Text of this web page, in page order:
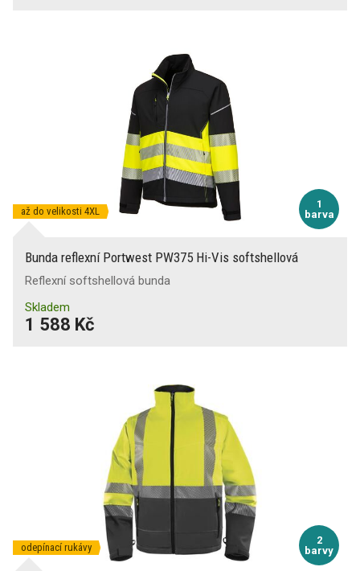
1
barva
až do velikosti 4XL
Bunda reflexní Portwest PW375 Hi-Vis softshellová
Reflexní softshellová bunda
Skladem
1 588 Kč
2
barvy
odepínací rukávy